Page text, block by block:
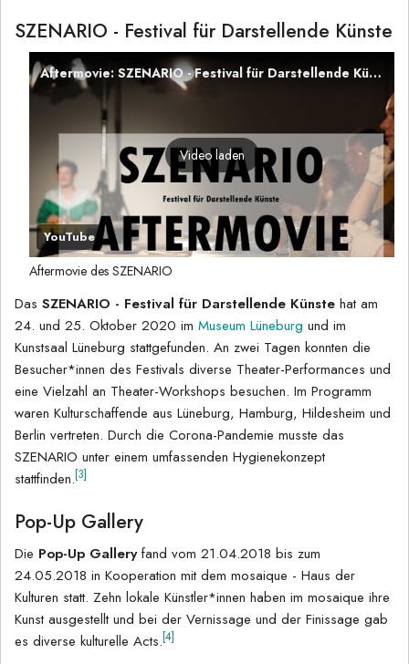
SZENARIO - Festival für Darstellende Künste
Aftermovie: SZENARIO - Festival für Darstellende Künste
Video laden
YouTube
Aftermovie des SZENARIO
Das SZENARIO - Festival für Darstellende Künste hat am
24. und 25. Oktober 2020 im Museum Lüneburg und im
Kunstsaal Lüneburg stattgefunden. An zwei Tagen konnten die
Besucher*innen des Festivals diverse Theater-Performances und
eine Vielzahl an Theater-Workshops besuchen. Im Programm
waren Kulturschaffende aus Lüneburg, Hamburg, Hildesheim und
Berlin vertreten. Durch die Corona-Pandemie musste das
SZENARIO unter einem umfassenden Hygienekonzept
stattfinden.[3]
Pop-Up Gallery
Die Pop-Up Galleryfand vom 21.04.2018 bis zum
24.05.2018 in Kooperation mit dem mosaique - Haus der
Kulturen statt. Zehn lokale Künstler*innen haben im mosaique ihre
Kunst ausgestellt und bei der Vernissage und der Finissage gab
es diverse kulturelle Acts.[4]